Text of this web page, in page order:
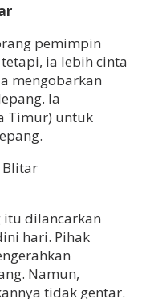
pemimpin
tetapi, ia lebih cinta
mengobarkan
Ia
Timur) untuk
itu dilancarkan
hari. Pihak
Namun,
tidak gentar.